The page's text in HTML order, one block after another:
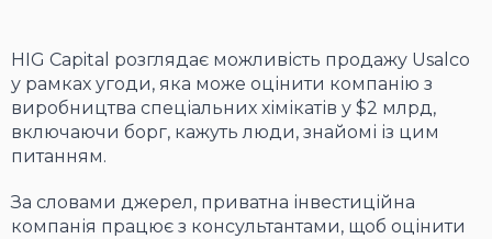
HIG Capital розглядає можливість продажу Usalco
у рамках угоди, яка може оцінити компанію з
виробництва спеціальних хімікатів у $2 млрд,
включаючи борг, кажуть люди, знайомі із цим
питанням.
За словами джерел, приватна інвестиційна
компанія працює з консультантами, щоб оцінити